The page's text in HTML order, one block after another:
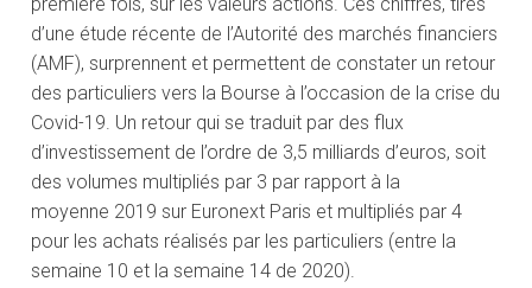
d’une étude récente de l’Autorité des marchés financiers
(AMF), surprennent et permettent de constater un retour
des particuliers vers la Bourse à l’occasion de la crise du
Covid-19. Un retour qui se traduit par des flux
d’investissement de l’ordre de 3,5 milliards d’euros, soit
des volumes multipliés par 3 par rapport à la
moyenne 2019 sur Euronext Paris et multipliés par 4
pour les achats réalisés par les particuliers (entre la
semaine 10 et la semaine 14 de 2020).